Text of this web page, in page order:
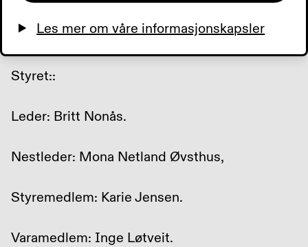
hjelpetrenere.
Styret::
Leder: Britt Nonås.
Nestleder: Mona Netland Øvsthus,
Styremedlem: Karie Jensen.
Varamedlem: Inge Løtveit.
Les mer om våre informasjonskapsler